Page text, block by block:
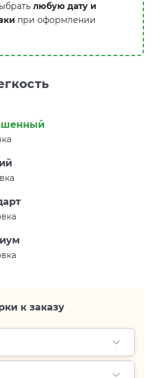
любую дату и
при оформлении
к заказу